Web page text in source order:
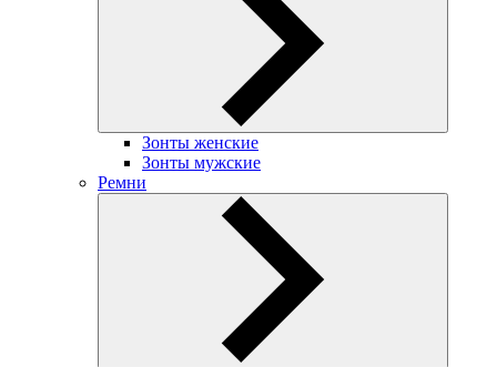
Зонты женские
Зонты мужские
Ремни